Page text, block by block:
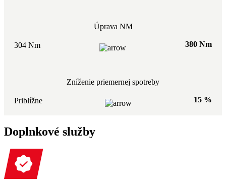
Úprava NM
304 Nm 380 Nm
Zníženie priemernej spotreby
Priblížne 15 %
Doplnkové služby